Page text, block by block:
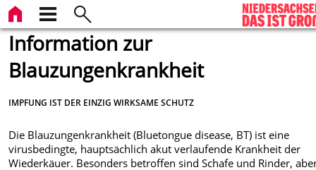
Information zur
Blauzungenkrankheit
IMPFUNG IST DER EINZIG WIRKSAME SCHUTZ
Die Blauzungenkrankheit (Bluetongue disease, BT) ist eine
virusbedingte, hauptsächlich akut verlaufende Krankheit der
Wiederkäuer. Besonders betroffen sind Schafe und Rinder,